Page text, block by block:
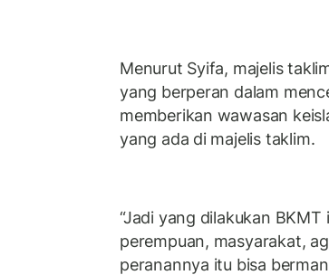
Menurut Syifa, majelis
yang berperan dalam
memberikan wawasan
yang ada di majelis taklim.
“Jadi yang dilakukan
perempuan, masyarakat,
peranannya itu bisa